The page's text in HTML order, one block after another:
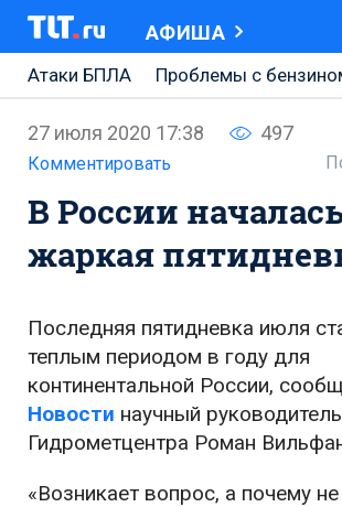
АФИША
Атаки БПЛА
Проблемы с
Ремонт Центральной площади
Ремонт Обводного шоссе
Набережная Тольятти
27 июля 2020 17:38 497
Комментировать
В России
жаркая
Последняя пятидневка июля
теплым периодом в году для
континентальной России,
Новости научный руководитель
Гидрометцентра Роман
«Возникает вопрос, а почему